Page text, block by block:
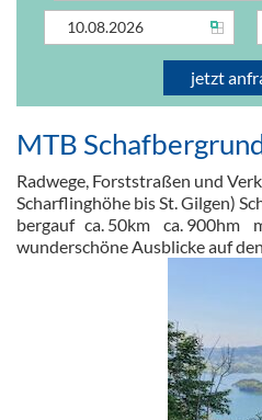
MTB
Radwege, Forststraßen und
Scharflinghöhe bis St. Gilgen)
bergauf ca. 50km ca. 900hm
wunderschöne Ausblicke auf